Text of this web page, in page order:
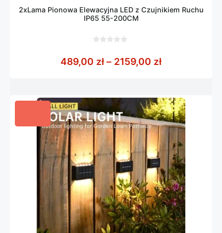
2xLama Pionowa Elewacyjna LED z Czujnikiem Ruchu
IP65 55-200CM
5
489,00 zł – 2159,00 złZakres cen: